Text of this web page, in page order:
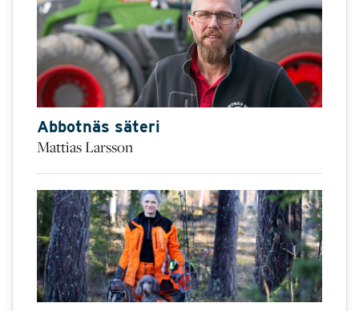
Abbotnäs säteri
Mattias Larsson